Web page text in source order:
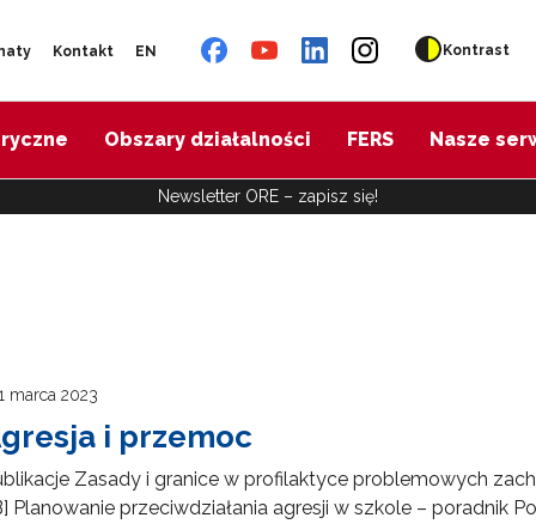
Kontakt EN Kontrast
Obszary działalności FERS Nasze
Newsletter ORE – zapisz się!
marca 2023
i przemoc
Zasady i granice w profilaktyce problemowych
Planowanie przeciwdziałania agresji w szkole – poradnik